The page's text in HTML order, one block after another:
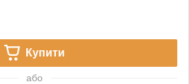
Купити
або